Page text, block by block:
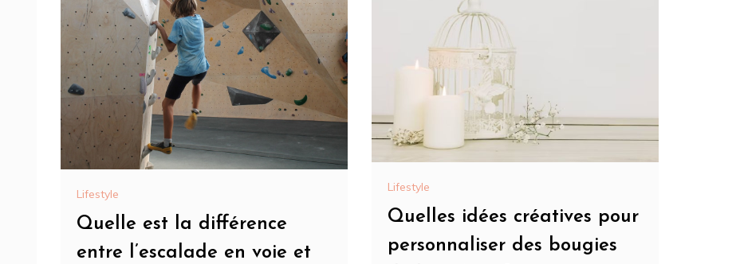
Lifestyle
Quelles idées créatives pour
personnaliser des bougies
Lifestyle
Quelle est la différence
entre l’escalade en voie et